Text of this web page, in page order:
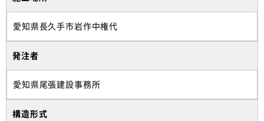
愛知県長久手市岩作中権代
発注者
愛知県尾張建設事務所
構造形式